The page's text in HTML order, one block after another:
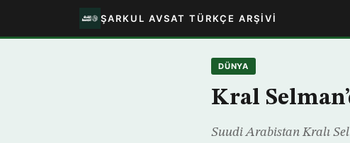
ŞARKUL AVSAT TÜRKÇE ARŞIVI
DÜNYA
Kral
Suudi Arabistan Kralı